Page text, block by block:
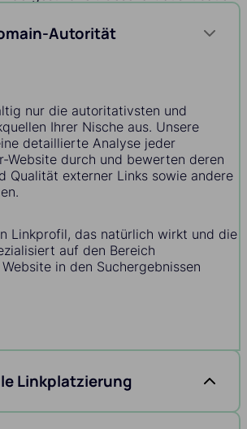
Autorität
nur die autoritativsten und
Ihrer Nische aus. Unsere
detaillierte Analyse jeder
Website durch und bewerten deren
Qualität externer Links sowie andere
Linkprofil, das natürlich wirkt und die
auf den Bereich
in den Suchergebnissen
Linkplatzierung